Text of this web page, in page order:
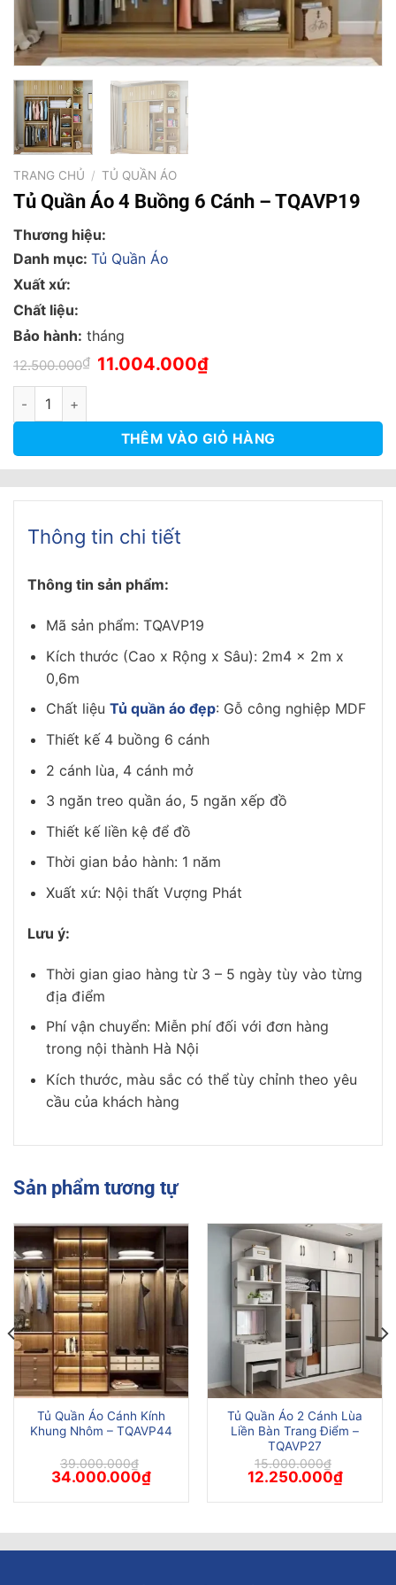
TRANG CHỦ / TỦ QUẦN ÁO
Tủ Quần Áo 4 Buồng 6 Cánh – TQAVP19
Thương hiệu:
Danh mục: Tủ Quần Áo
Xuất xứ:
Chất liệu:
Bảo hành: tháng
12.500.000₫ Giá
gốc
11.004.000₫Giá
hiện
Tủ Quần Áo 4 Buồng 6 Cánh - TQAVP19 số lượng
THÊM VÀO GIỎ HÀNG
Thông tin chi tiết
Thông tin sản phẩm:
Mã sản phẩm: TQAVP19
Kích thước (Cao x Rộng x Sâu): 2m4 x 2m x
0,6m
Chất liệu Tủ quần áo đẹp: Gỗ công nghiệp MDF
Thiết kế 4 buồng 6 cánh
2 cánh lùa, 4 cánh mở
3 ngăn treo quần áo, 5 ngăn xếp đồ
Thiết kế liền kệ để đồ
Thời gian bảo hành: 1 năm
Xuất xứ: Nội thất Vượng Phát
Lưu ý:
Thời gian giao hàng từ 3 – 5 ngày tùy vào từng
địa điểm
Phí vận chuyển: Miễn phí đối với đơn hàng
trong nội thành Hà Nội
Kích thước, màu sắc có thể tùy chỉnh theo yêu
cầu của khách hàng
Sản phẩm tương tự
Tủ Quần Áo Cánh Kính
Khung Nhôm – TQAVP44
39.000.000₫
Giá
gốc
là:
34.000.000₫Giá
tại
Tủ Quần Áo 2 Cánh Lùa
Liền Bàn Trang Điểm –
TQAVP27
15.000.000₫
Giá
gốc
là:
12.250.000₫Giá
hiện
tại